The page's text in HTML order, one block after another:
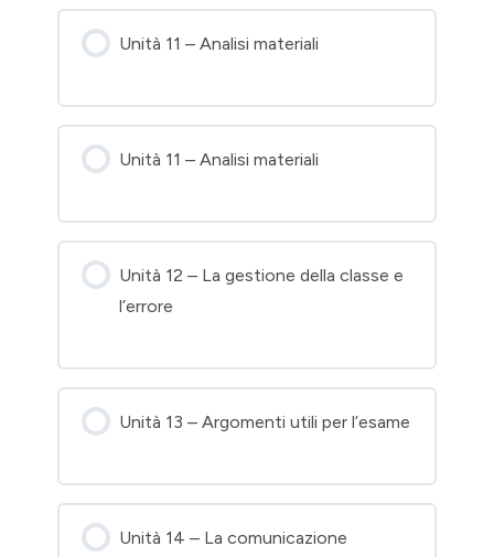
Unità 11 – Analisi materiali
Unità 11 – Analisi materiali
Unità 12 – La gestione della classe e
l’errore
Unità 13 – Argomenti utili per l’esame
Unità 14 – La comunicazione